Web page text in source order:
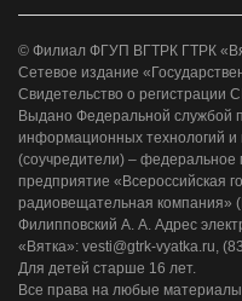
© Филиал ФГУП ВГТРК ГТРК
Сетевое издание
Свидетельство о
Выдано Федеральной службой
информационных технологий и
(соучредители) – федеральное
предприятие «Всероссийская
радиовещательная компания»
Филипповский А. А. Адрес
«Вятка»: vesti@gtrk-vyatka.ru,
Для детей старше 16 лет.
Все права на любые